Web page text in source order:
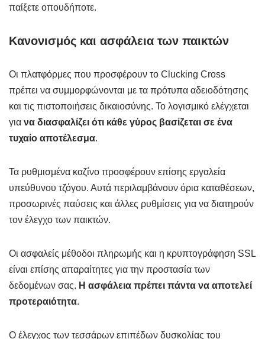
παίξετε οπουδήποτε.
Κανονισμός και ασφάλεια των παικτών
Οι πλατφόρμες που προσφέρουν το Clucking Cross
πρέπει να συμμορφώνονται με τα πρότυπα αδειοδότησης
και τις πιστοποιήσεις δικαιοσύνης. Το λογισμικό ελέγχεται
για να διασφαλίζει ότι κάθε γύρος βασίζεται σε ένα
τυχαίο αποτέλεσμα.
Τα ρυθμισμένα καζίνο προσφέρουν επίσης εργαλεία
υπεύθυνου τζόγου. Αυτά περιλαμβάνουν όρια καταθέσεων,
προσωρινές παύσεις και άλλες ρυθμίσεις για να διατηρούν
τον έλεγχο των παικτών.
Οι ασφαλείς μέθοδοι πληρωμής και η κρυπτογράφηση SSL
είναι επίσης απαραίτητες για την προστασία των
δεδομένων σας. Η ασφάλεια πρέπει πάντα να αποτελεί
προτεραιότητα.
Ο έλεγχος των τεσσάρων επιπέδων δυσκολίας του